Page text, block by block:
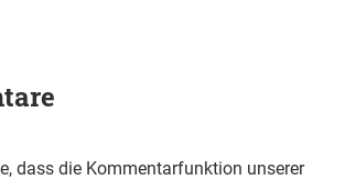
dass die Kommentarfunktion unserer